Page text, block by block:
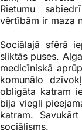
Rietumu
vērtībām ir maza
Sociālajā sfērā
sliktās puses.
medicīniskā
komunālo
obligāta katram
bija viegli
katram.
sociālisms.